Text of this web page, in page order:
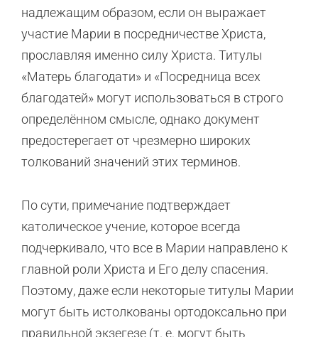
надлежащим образом, если он выражает
участие Марии в посредничестве Христа,
прославляя именно силу Христа. Титулы
«Матерь благодати» и «Посредница всех
благодатей» могут использоваться в строго
определённом смысле, однако документ
предостерегает от чрезмерно широких
толкований значений этих терминов.
По сути, примечание подтверждает
католическое учение, которое всегда
подчеркивало, что все в Марии направлено к
главной роли Христа и Его делу спасения.
Поэтому, даже если некоторые титулы Марии
могут быть истолкованы ортодоксально при
правильной экзегезе (т. е. могут быть